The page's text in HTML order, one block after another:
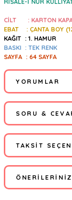
CİLT : KARTON
EBAT : ÇANTA BOY
KAĞIT : 1. HAMUR
BASKI : TEK RENK
SAYFA : 64 SAYFA
YORUMLAR
Bu
SORU &
Ürün
TAKSIT
ÖNERILERINIZ